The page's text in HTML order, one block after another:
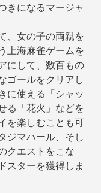
きになるマージャ
、女の子の両親を
上海麻雀ゲームを
にして、数百もの
ゴールをクリアし
に使える「シャッ
る「花火」などを
を楽しむことも可
ジマハール、そし
クエストをこな
スターを獲得しま